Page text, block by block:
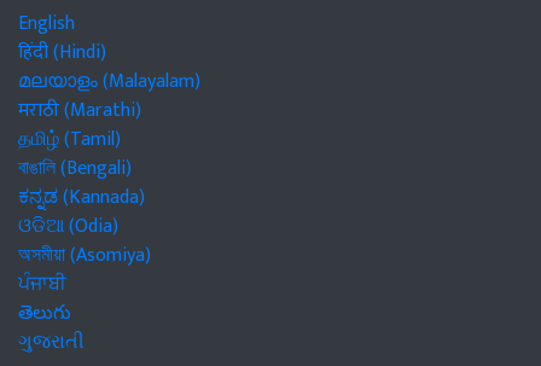
English
हिंदी (Hindi)
മലയാളം (Malayalam)
मराठी (Marathi)
தமிழ் (Tamil)
বাঙালি (Bengali)
ಕನ್ನಡ (Kannada)
ଓଡିଆ (Odia)
অসমীয়া (Asomiya)
ਪੰਜਾਬੀ
తెలుగు
ગુજરાતી